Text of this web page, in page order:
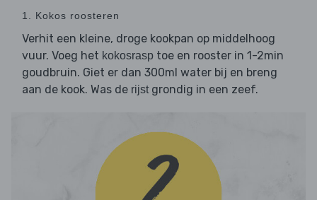
1. Kokos roosteren
Verhit een kleine, droge kookpan op middelhoog
vuur. Voeg het kokosrasp toe en rooster in 1-2min
goudbruin. Giet er dan 300ml water bij en breng
aan de kook. Was de rijst grondig in een zeef.